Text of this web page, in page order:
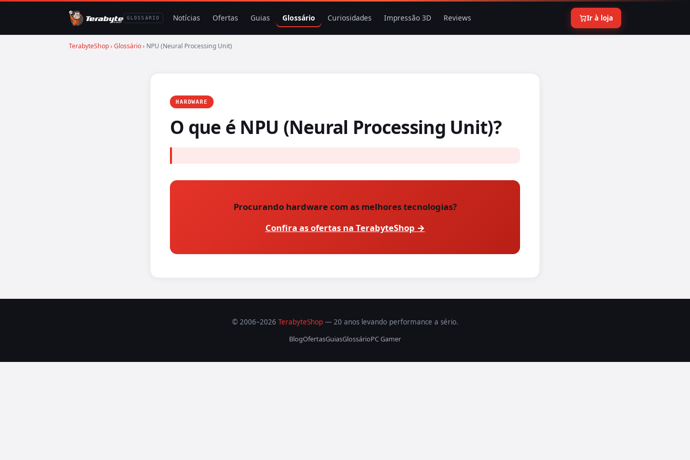
GLOSSÁRIO Notícias Ofertas Guias Glossário Curiosidades Impressão 3D Reviews Ir à loja
TerabyteShop› Glossário› NPU (Neural Processing Unit)
HARDWARE
O que é NPU (Neural Processing Unit)?
Procurando hardware com as melhores tecnologias?
Confira as ofertas na TerabyteShop →
© 2006–2026 TerabyteShop— 20 anos levando performance a sério.
BlogOfertasGuiasGlossárioPC Gamer